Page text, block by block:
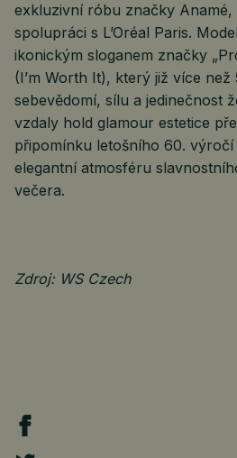
exkluzivní róbu značky
spolupráci s L’Oréal Paris.
ikonickým sloganem značky
(I’m Worth It), který již více než
sebevědomí, sílu a jedinečnost
vzdaly hold glamour estetice
připomínku letošního 60.
elegantní atmosféru
večera.
Zdroj: WS Czech